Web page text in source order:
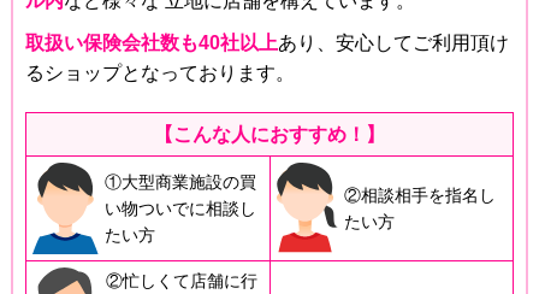
取扱い保険会社数も40社以上あり、安心してご利用頂け
るショップとなっております。
【こんな人におすすめ！】
①大型商業施設の買
い物ついでに相談し
たい方
②相談相手を指名し
たい方
②忙しくて店舗に行